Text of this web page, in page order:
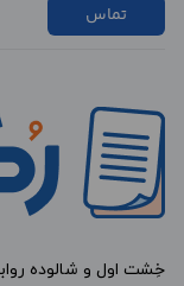
تماس
خِشت اول و شالوده